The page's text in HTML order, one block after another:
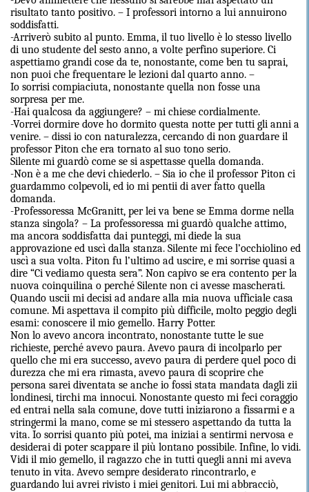
risultato tanto positivo. – I professori intorno a lui annuirono
soddisfatti.
-Arriverò subito al punto. Emma, il tuo livello è lo stesso livello
di uno studente del sesto anno, a volte perfino superiore. Ci
aspettiamo grandi cose da te, nonostante, come ben tu saprai,
non puoi che frequentare le lezioni dal quarto anno. –
Io sorrisi compiaciuta, nonostante quella non fosse una
sorpresa per me.
-Hai qualcosa da aggiungere? – mi chiese cordialmente.
-Vorrei dormire dove ho dormito questa notte per tutti gli anni a
venire. – dissi io con naturalezza, cercando di non guardare il
professor Piton che era tornato al suo tono serio.
Silente mi guardò come se si aspettasse quella domanda.
-Non è a me che devi chiederlo. – Sia io che il professor Piton ci
guardammo colpevoli, ed io mi pentii di aver fatto quella
domanda.
-Professoressa McGranitt, per lei va bene se Emma dorme nella
stanza singola? – La professoressa mi guardò qualche attimo,
ma ancora soddisfatta dai punteggi, mi diede la sua
approvazione ed uscì dalla stanza. Silente mi fece l’occhiolino ed
uscì a sua volta. Piton fu l’ultimo ad uscire, e mi sorrise quasi a
dire “Ci vediamo questa sera”. Non capivo se era contento per la
nuova coinquilina o perché Silente non ci avesse mascherati.
Quando uscii mi decisi ad andare alla mia nuova ufficiale casa
comune. Mi aspettava il compito più difficile, molto peggio degli
esami: conoscere il mio gemello. Harry Potter.
Non lo avevo ancora incontrato, nonostante tutte le sue
richieste, perché avevo paura. Avevo paura di incolparlo per
quello che mi era successo, avevo paura di perdere quel poco di
durezza che mi era rimasta, avevo paura di scoprire che
persona sarei diventata se anche io fossi stata mandata dagli zii
londinesi, tirchi ma innocui. Nonostante questo mi feci coraggio
ed entrai nella sala comune, dove tutti iniziarono a fissarmi e a
stringermi la mano, come se mi stessero aspettando da tutta la
vita. Io sorrisi quanto più potei, ma iniziai a sentirmi nervosa e
desiderai di poter scappare il più lontano possibile. Infine, lo vidi.
Vidi il mio gemello, il ragazzo che in tutti quegli anni mi aveva
tenuto in vita. Avevo sempre desiderato rincontrarlo, e
guardando lui avrei rivisto i miei genitori. Lui mi abbracciò,